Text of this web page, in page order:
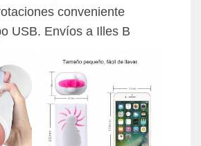
conveniente
USB. Envíos a Illes B